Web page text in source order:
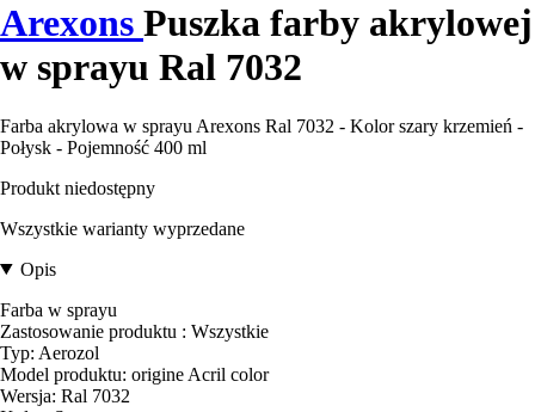
Arexons Puszka farby akrylowej
w sprayu Ral 7032
Farba akrylowa w sprayu Arexons Ral 7032 - Kolor szary krzemień -
Połysk - Pojemność 400 ml
Produkt niedostępny
Wszystkie warianty wyprzedane
Opis
Farba w sprayu
Zastosowanie produktu : Wszystkie
Typ: Aerozol
Model produktu: origine Acril color
Wersja: Ral 7032